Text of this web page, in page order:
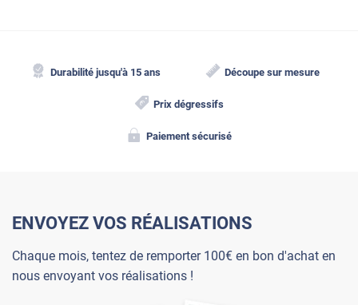
Durabilité jusqu'à 15 ans Découpe sur mesure
Prix dégressifs
Paiement sécurisé
ENVOYEZ VOS RÉALISATIONS
Chaque mois, tentez de remporter 100€ en bon d'achat en
nous envoyant vos réalisations !